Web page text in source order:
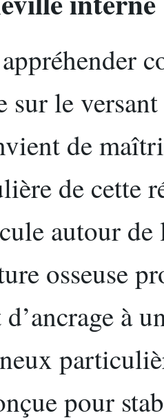
sur le
de
de cette
autour
osseuse
à
pour